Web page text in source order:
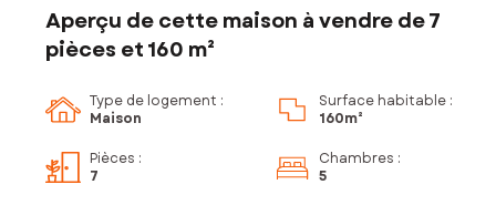
Aperçu de cette maison à vendre de 7
pièces et 160 m²
Type de logement :
Maison
Surface habitable :
160m²
Pièces :
7
Chambres :
5